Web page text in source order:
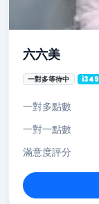
六六美
一對多等待中 i349
一對多點數
一對一點數
滿意度評分